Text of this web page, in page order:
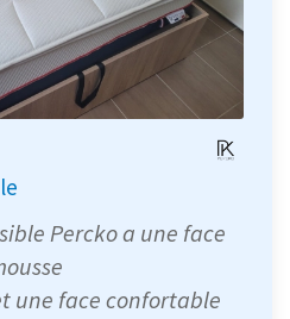
Percko a une face
une face confortable